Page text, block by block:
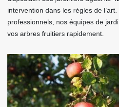
intervention dans les règles de
professionnels, nos équipes de
vos arbres fruitiers rapidement.